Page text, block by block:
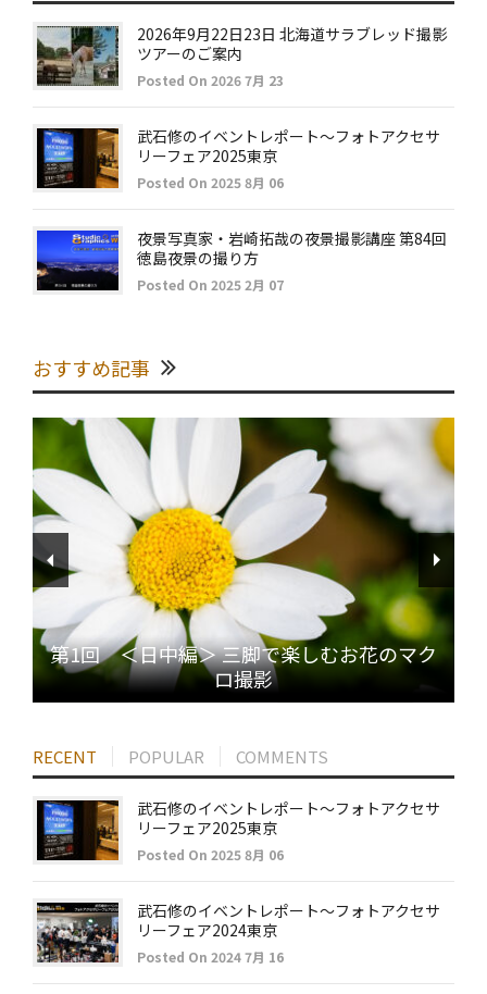
2026年9月22日23日 北海道サラブレッド撮影
ツアーのご案内
Posted On 2026 7月 23
武石修のイベントレポート～フォトアクセサ
リーフェア2025東京
Posted On 2025 8月 06
夜景写真家・岩崎拓哉の夜景撮影講座 第84回
徳島夜景の撮り方
Posted On 2025 2月 07
おすすめ記事
第1回 ＜日中編＞ 三脚で楽しむお花のマク
ロ撮影
RECENT POPULAR COMMENTS
武石修のイベントレポート～フォトアクセサ
リーフェア2025東京
Posted On 2025 8月 06
武石修のイベントレポート～フォトアクセサ
リーフェア2024東京
Posted On 2024 7月 16